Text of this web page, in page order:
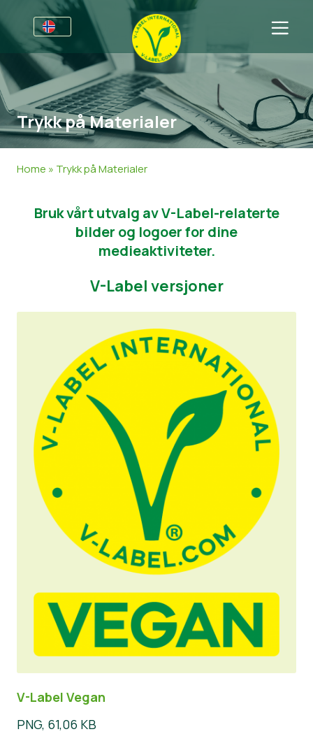
For bedrifter
Informasjon for produsenter
V-Label Webinars
Resources
Bli sertifisert
Sektorer
Generell Informasjon
Andre Produkter
FAQ
Sertifiserte Produkter
About Us
Ta kontakt
Bli sertifisert
Rapporter misbruk
Customer area
Trykk på Materialer
Trykk på Materialer
Home » Trykk på Materialer
Bruk vårt utvalg av V-Label-relaterte
bilder og logoer for dine
medieaktiviteter.
V-Label versjoner
V-Label Vegan
PNG, 61,06 KB